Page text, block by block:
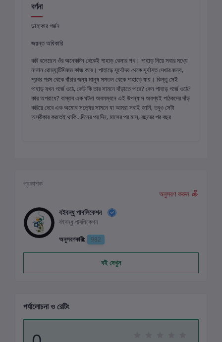
বর্ণনা
ডাহাকার গর্জন
জয়ন্ত অধিকারি
কবি বলেছেন ওঁর অনেকদিন থেকেই পাহাড় কেনার শখ। পাহাড় নিয়ে সবার মধ্যে
নানান রোম্যান্টিসিজম কাজ করে। পাহাড়ে সূর্যোদয় থেকে সূর্যাস্ত দেখার জন্য,
প্রখর গরম থেকে বাঁচার জন্য মানুষ সমতল থেকে পাহাড়ে যায়। কিন্তু সেই
পাহাড় যখন গর্জে ওঠে, কেউ কি তার সামনে দাঁড়াতে পারে? কেন পাহাড় গর্জে ওঠে?
কার অপরাধে? বাস্তব এক ঘটনা অবলম্বনে এই উপন্যাস অবশ্যই পাঠকদের দাঁড়
করিয়ে দেবে এক অমোঘ সত্যের সামনে যা আমরা সবাই জানি, তবুও সেটা
অস্বীকার করতেই থাকি...দিনের পর দিন, মাসের পর মাস, বছরের পর বছর
প্রকাশক
অনুসরণ করুন
বইবন্ধু পাবলিকেশন
বইবন্ধু পাবলিকেশন
অনুসরণকারী:
982
বই দেখুন
পর্যালোচনা ও রেটিং